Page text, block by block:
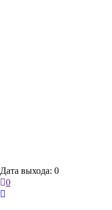
Дата выхода: 0
0